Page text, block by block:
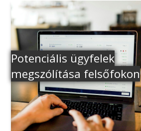
Potenciális ügyfelek
megszólítása felsőfokon